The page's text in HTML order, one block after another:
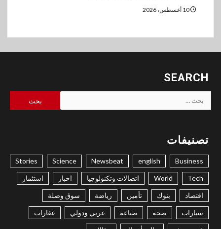
SEARCH
البحث
عن:
تصنيفات
Business
english
Newsbeat
Science
Stories
Tech
World اتصالات وتكنولوجيا اخبار استثمار
اقتصاد بنوك تأمين رياضة سوق وصلة
سيارات صحة صناعة عربي ودولي عقارات